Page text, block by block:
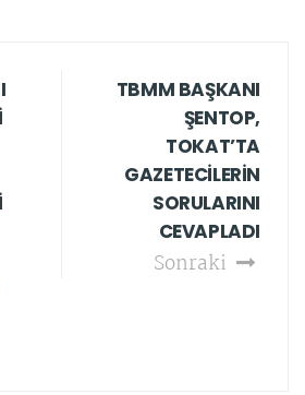
TBMM BAŞKANI
ŞENTOP,
TOKAT’TA
GAZETECİLERİN
SORULARINI
CEVAPLADI
Sonraki